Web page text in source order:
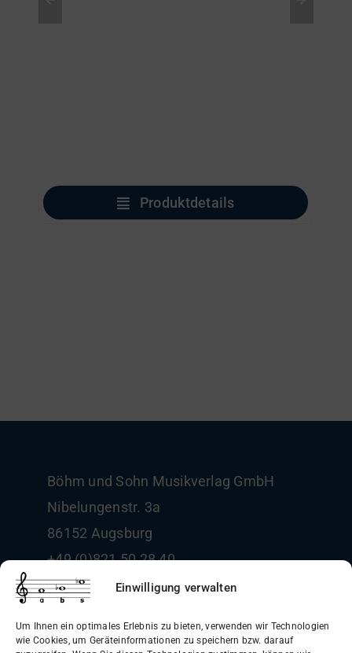
Einwilligung verwalten
Um Ihnen ein optimales Erlebnis zu bieten, verwenden wir Technologien
wie Cookies, um Geräteinformationen zu speichern bzw. darauf
Produktdetails
Böhm und Sohn Musikverlag GmbH
Nibelungenstr. 3a
86152 Augsburg
+49 (0)821 50 28 40
info@boehm-und-sohn.de